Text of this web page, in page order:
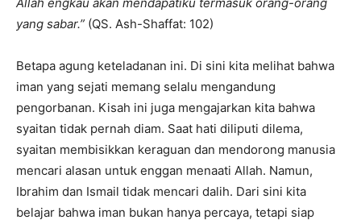
yang sabar.” (QS. Ash-Shaffat: 102)
Betapa agung keteladanan ini. Di sini kita melihat bahwa
iman yang sejati memang selalu mengandung
pengorbanan. Kisah ini juga mengajarkan kita bahwa
syaitan tidak pernah diam. Saat hati diliputi dilema,
syaitan membisikkan keraguan dan mendorong manusia
mencari alasan untuk enggan menaati Allah. Namun,
Ibrahim dan Ismail tidak mencari dalih. Dari sini kita
belajar bahwa iman bukan hanya percaya, tetapi siap